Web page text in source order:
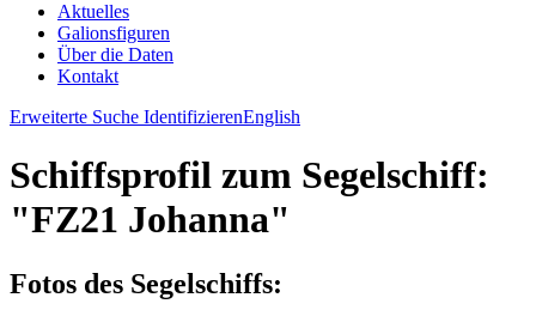
Aktuelles
Galionsfiguren
Über die Daten
Kontakt
Erweiterte Suche IdentifizierenEnglish
Schiffsprofil zum Segelschiff:
"FZ21 Johanna"
Fotos des Segelschiffs: